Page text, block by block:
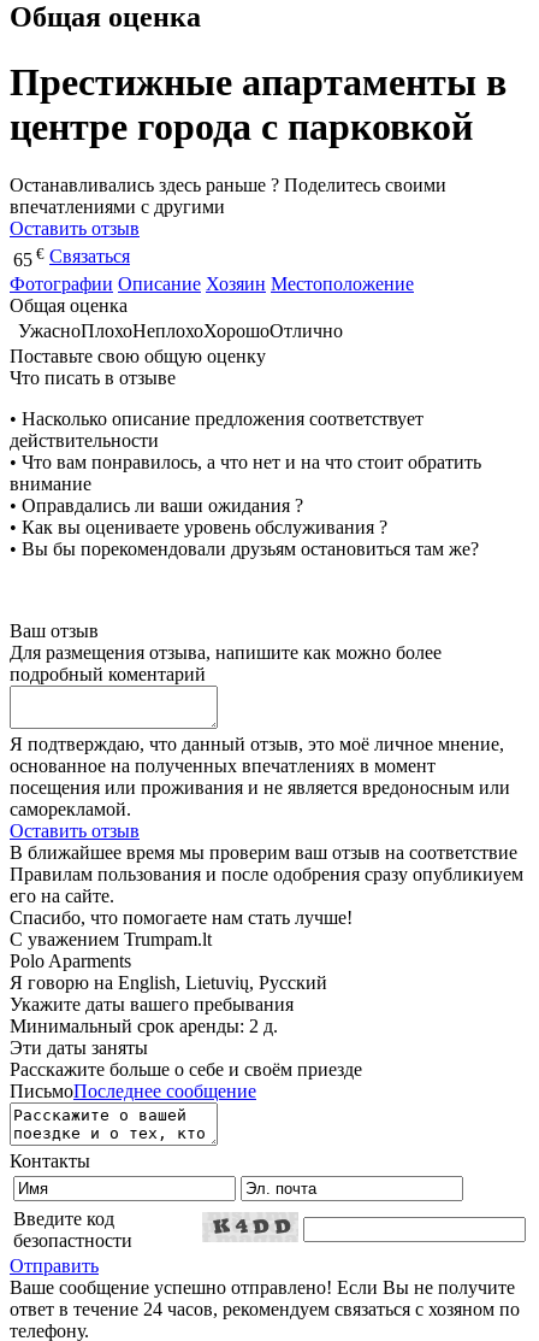
Общая оценка
Престижные апартаменты в
центре города с парковкой
Останавливались здесь раньше ? Поделитесь своими
впечатлениями с другими
Оставить отзыв
65 € Связаться
Фотографии Описание Хозяин Местоположение
Общая оценка
УжасноПлохоНеплохоХорошоОтлично
Поставьте свою общую оценку
Что писать в отзыве
• Насколько описание предложения соответствует
действительности
• Что вам понравилось, а что нет и на что стоит обратить
внимание
• Оправдались ли ваши ожидания ?
• Как вы оцениваете уровень обслуживания ?
• Вы бы порекомендовали друзьям остановиться там же?
Ваш отзыв
Для размещения отзыва, напишите как можно более
подробный коментарий
Я подтверждаю, что данный отзыв, это моё личное мнение,
основанное на полученных впечатлениях в момент
посещения или проживания и не является вредоносным или
саморекламой.
Оставить отзыв
В ближайшее время мы проверим ваш отзыв на соответствие
Правилам пользования и после одобрения сразу опубликиуем
его на сайте.
Спасибо, что помогаете нам стать лучше!
С уважением Trumpam.lt
Polo Aparments
Я говорю на English, Lietuvių, Русский
Укажите даты вашего пребывания
Минимальный срок аренды: 2 д.
Эти даты заняты
Расскажите больше о себе и своём приезде
ПисьмоПоследнее сообщение
Контакты
Введите код
безопастности
Отправить
Ваше сообщение успешно отправлено! Если Вы не получите
ответ в течение 24 часов, рекомендуем связаться с хозяном по
телефону.